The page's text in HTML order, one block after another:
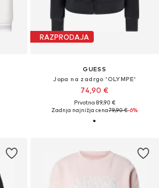
RAZPRODAJA
GUESS
Jopa na zadrgo 'OLYMPE'
74,90 €
Prvotno: 89,90 €
Zadnja najnižja cena79,90 €-6%